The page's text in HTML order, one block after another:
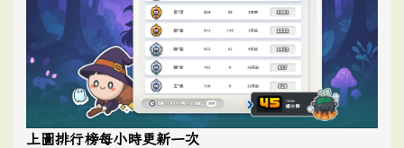
上圖排行榜每小時更新一次